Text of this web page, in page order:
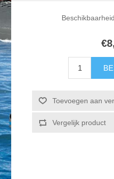
Toevoegen aan
Vergelijk product